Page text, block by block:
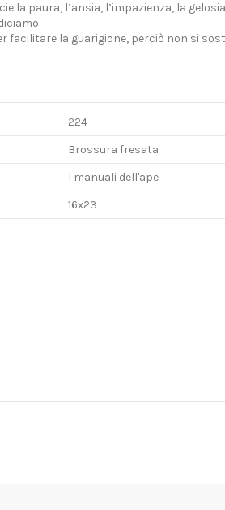
la paura, l’ansia, l’impazienza, la
facilitare la guarigione, perciò non si
224
Brossura fresata
I manuali dell'ape
16x23